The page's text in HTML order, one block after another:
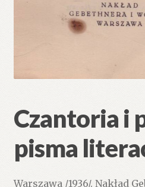
Czantoria i
pisma
Warszawa /1936/. Nakład